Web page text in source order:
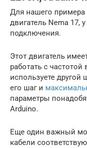
Для нашего
двигатель Nema 17,
подключения.
Этот двигатель
работать с
используете другой
его шаг и
параметры
Arduino.
Еще один важный
кабели